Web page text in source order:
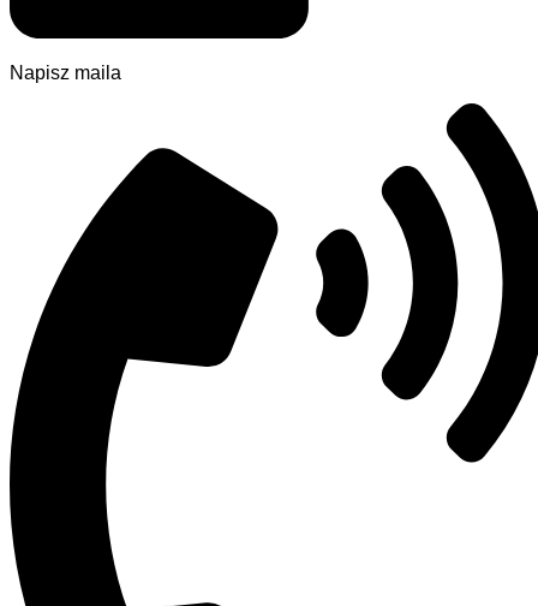
Napisz maila